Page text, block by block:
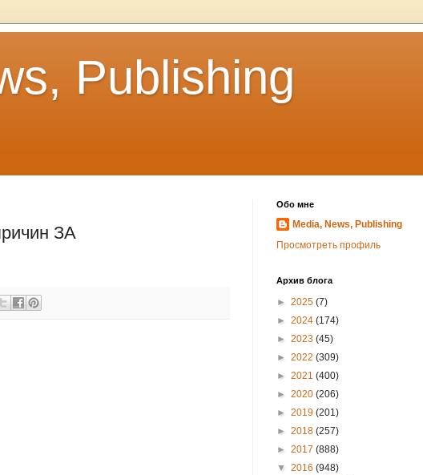
Publishing
ЗА
Обо мне
Media, News, Publishing
Просмотреть профиль
Архив блога
► 2025 (7)
► 2024 (174)
► 2023 (45)
► 2022 (309)
► 2021 (400)
► 2020 (206)
► 2019 (201)
► 2018 (257)
► 2017 (888)
▼ 2016 (948)